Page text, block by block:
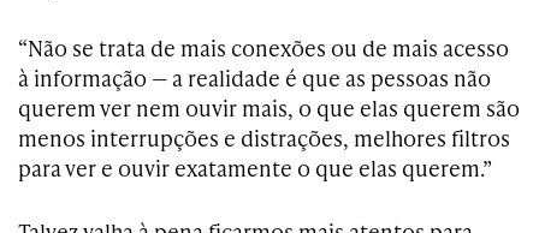
“Não se trata de mais conexões ou de mais acesso
à informação — a realidade é que as pessoas não
querem ver nem ouvir mais, o que elas querem são
menos interrupções e distrações, melhores filtros
para ver e ouvir exatamente o que elas querem.”